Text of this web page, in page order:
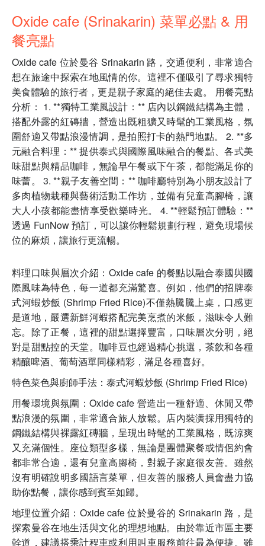
Oxide cafe (Srinakarin) 菜單必點 & 用
餐亮點
Oxide cafe 位於曼谷 Srinakarin 路，交通便利，非常適合
想在旅途中探索在地風情的你。這裡不僅吸引了尋求獨特
美食體驗的旅行者，更是親子家庭的絕佳去處。 用餐亮點
分析： 1. **獨特工業風設計：** 店內以鋼鐵結構為主體，
搭配外露的紅磚牆，營造出既粗獷又時髦的工業風格，氛
圍舒適又帶點浪漫情調，是拍照打卡的熱門地點。 2. **多
元融合料理：** 提供泰式與國際風味融合的餐點、各式美
味甜點與精品咖啡，無論早午餐或下午茶，都能滿足你的
味蕾。 3. **親子友善空間：** 咖啡廳特別為小朋友設計了
多肉植物栽種與藝術活動工作坊，並備有兒童高腳椅，讓
大人小孩都能盡情享受歡樂時光。 4. **輕鬆預訂體驗：**
透過 FunNow 預訂，可以讓你輕鬆規劃行程，避免現場候
位的麻煩，讓旅行更流暢。
料理口味與層次介紹：Oxide cafe 的餐點以融合泰國與國
際風味為特色，每一道都充滿驚喜。例如，他們的招牌泰
式河蝦炒飯 (Shrimp Fried Rice)不僅熱騰騰上桌，口感更
是道地，嚴選新鮮河蝦搭配完美烹煮的米飯，滋味令人難
忘。除了正餐，這裡的甜點選擇豐富，口味層次分明，絕
對是甜點控的天堂。咖啡豆也經過精心挑選，茶飲和各種
精釀啤酒、葡萄酒單同樣精彩，滿足各種喜好。
特色菜色與廚師手法：泰式河蝦炒飯 (Shrimp Fried Rice)
用餐環境與氛圍：Oxide cafe 營造出一種舒適、休閒又帶
點浪漫的氛圍，非常適合旅人放鬆。店內裝潢採用獨特的
鋼鐵結構與裸露紅磚牆，呈現出時髦的工業風格，既涼爽
又充滿個性。座位類型多樣，無論是團體聚餐或情侶約會
都非常合適，還有兒童高腳椅，對親子家庭很友善。雖然
沒有明確說明多國語言菜單，但友善的服務人員會盡力協
助你點餐，讓你感到賓至如歸。
地理位置介紹：Oxide cafe 位於曼谷的 Srinakarin 路，是
探索曼谷在地生活與文化的理想地點。由於靠近市區主要
幹道，建議搭乘計程車或利用叫車服務前往最為便捷。雖